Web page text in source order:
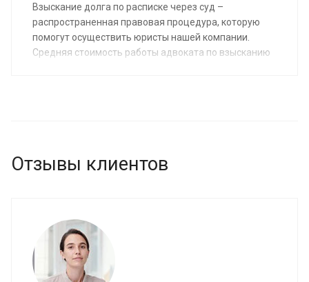
Взыскание долга по расписке через суд –
распространенная правовая процедура, которую
помогут осуществить юристы нашей компании.
Средняя стоимость работы адвоката по взысканию
Отзывы клиентов